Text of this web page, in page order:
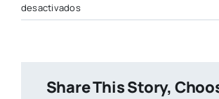
desactivadosen
paco2.jpg
Share This Story,